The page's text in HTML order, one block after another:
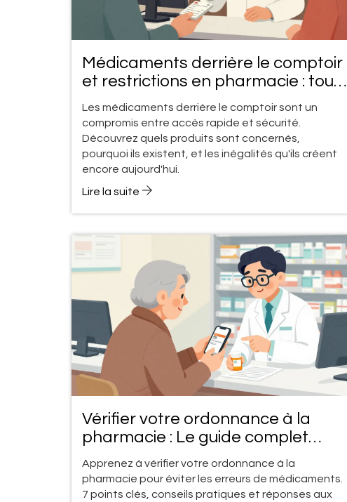
Médicaments derrière le comptoir
et restrictions en pharmacie : tout
ce que vous devez savoir
Les médicaments derrière le comptoir sont un
compromis entre accès rapide et sécurité.
Découvrez quels produits sont concernés,
pourquoi ils existent, et les inégalités qu'ils créent
encore aujourd'hui.
Lire la suite
Vérifier votre ordonnance à la
pharmacie : Le guide complet
pour éviter les erreurs de
médicaments
Apprenez à vérifier votre ordonnance à la
pharmacie pour éviter les erreurs de médicaments.
7 points clés, conseils pratiques et réponses aux